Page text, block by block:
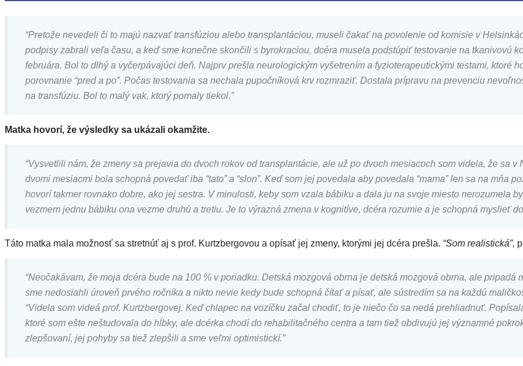
“Pretože nevedeli či to majú nazvať transfúziou alebo transplantáciou, museli čakať na povolenie od komisie v
podpisy zabrali veľa času, a keď sme konečne skončili s byrokraciou, dcéra musela podstúpiť testovanie na tkanivovú
februára. Bol to dlhý a vyčerpávajúci deň. Najprv prešla neurologickým vyšetrením a fyzioterapeutickými testami, ktoré
porovnanie “pred a po”. Počas testovania sa nechala pupočníková krv rozmraziť. Dostala prípravu na prevenciu
na transfúziu. Bol to malý vak, ktorý pomaly tiekol.”
Matka hovorí, že výsledky sa ukázali okamžite.
“Vysvetlili nám, že zmeny sa prejavia do dvoch rokov od transplantácie, ale už po dvoch mesiacoch som videla, že sa
dvomi mesiacmi bola schopná povedať iba “tato” a “slon”. Keď som jej povedala aby povedala “mama” len sa na mňa
hovorí takmer rovnako dobre, ako jej sestra. V minulosti, keby som vzala bábiku a dala ju na svoje miesto nerozumela
vezmem jednu bábiku ona vezme druhú a tretiu. Je to výrazná zmena v kognitíve, dcéra rozumie a je schopná myslieť
Táto matka mala možnosť sa stretnúť aj s prof. Kurtzbergovou a opísať jej zmeny, ktorými jej dcéra prešla. “Som realistická”,
“Neočakávam, že moja dcéra bude na 100 % v poriadku. Detská mozgová obrna je detská mozgová obrna, ale pripadá
sme nedosiahli úroveň prvého ročníka a nikto nevie kedy bude schopná čítať a písať, ale sústredím sa na každú
“Videla som videá prof. Kurtzbergovej. Keď chlapec na vozíčku začal chodiť, to je niečo čo sa nedá prehliadnuť.
ktoré som ešte neštudovala do hĺbky, ale dcérka chodí do rehabilitačného centra a tam tiež obdivujú jej významné
zlepšovaní, jej pohyby sa tiež zlepšili a sme veľmi optimistickí.”